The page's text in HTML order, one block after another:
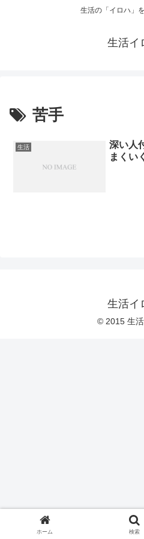
生活の「イロハ」
生活イ
苦手
生活
深い人
まくい
生活イ
© 2015 生活
ホーム 検索